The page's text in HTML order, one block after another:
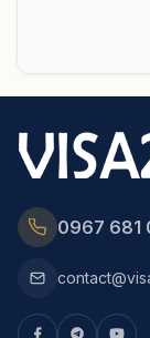
0967 681